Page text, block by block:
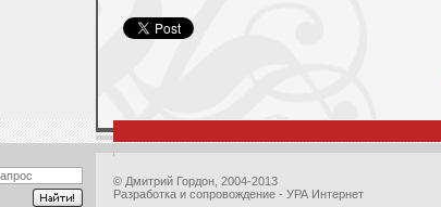
© Дмитрий Гордон , 2004-2013
Разработка и сопровождение - УРА Интернет